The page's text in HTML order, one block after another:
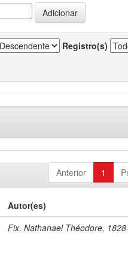
Registro(s)
Anterior 1
Autor(es)
Fix, Nathanael Théodore,